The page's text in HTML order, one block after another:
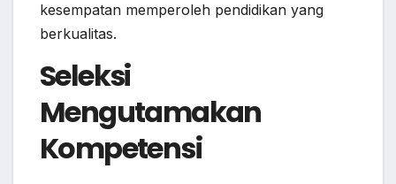
kesempatan memperoleh pendidikan yang
berkualitas.
Seleksi
Mengutamakan
Kompetensi